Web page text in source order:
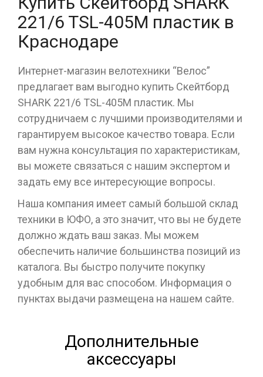
221/6 TSL-405M пластик в
Краснодаре
Интернет-магазин велотехники “Велос”
предлагает вам выгодно купить Скейтборд
SHARK 221/6 TSL-405M пластик. Мы
сотрудничаем с лучшими производителями и
гарантируем высокое качество товара. Если
вам нужна консультация по характеристикам,
вы можете связаться с нашим экспертом и
задать ему все интересующие вопросы.
Наша компания имеет самый большой склад
техники в ЮФО, а это значит, что вы не будете
должно ждать ваш заказ. Мы можем
обеспечить наличие большинства позиций из
каталога. Вы быстро получите покупку
удобным для вас способом. Информация о
пунктах выдачи размещена на нашем сайте.
Дополнительные
аксессуары